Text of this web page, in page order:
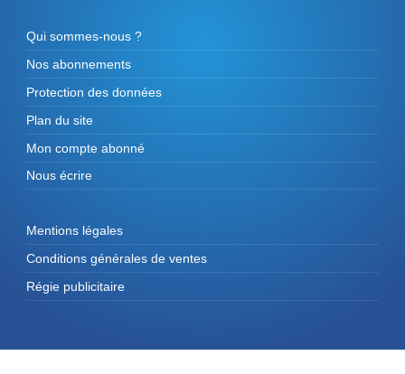
Qui sommes-nous ?
Nos abonnements
Protection des données
Plan du site
Mon compte abonné
Nous écrire
Mentions légales
Conditions générales de ventes
Régie publicitaire